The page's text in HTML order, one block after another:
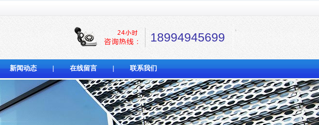
18994945699
新闻动态|在线留言|联系我们